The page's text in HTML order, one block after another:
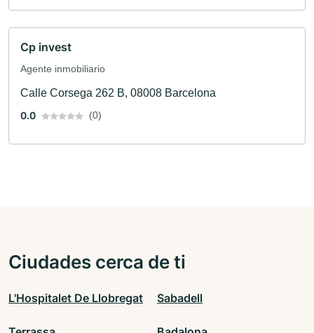
Cp invest
Agente inmobiliario
Calle Corsega 262 B, 08008 Barcelona
0.0
(0)
Ciudades cerca de ti
L'Hospitalet De Llobregat Sabadell